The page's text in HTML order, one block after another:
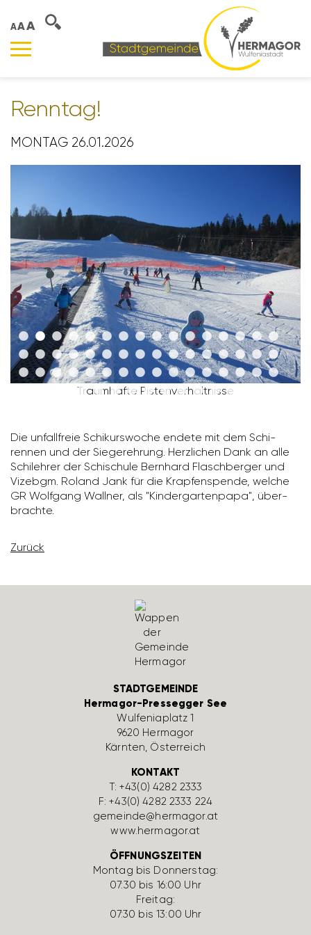
AAA
Renntag!
MONTAG 26.01.2026
Traum­hafte Pisten­ver­hält­nisse
Die unfall­freie Schi­kurs­woche endete mit dem Schi­
rennen und der Sieger­eh­rung. Herz­li­chen Dank an alle
Schi­lehrer der Schi­schule Bern­hard Flasch­berger und
Vizebgm. Roland Jank für die Krap­fen­spende, welche
GR Wolf­gang Wallner, als "Kinder­gar­ten­papa", über­
brachte.
Zurück
STADTGEMEINDE
Hermagor-Pressegger See
Wulfe­nia­platz 1
9620 Hermagor
Kärnten, Öster­reich
KONTAKT
T:+43(0) 4282 2333
F: +43(0) 4282 2333 224
gemeinde@hermagor.at
www.hermagor.at
ÖFFNUNGSZEITEN
Montag bis Donnerstag:
07:30 bis 16:00 Uhr
Freitag:
07:30 bis 13:00 Uhr